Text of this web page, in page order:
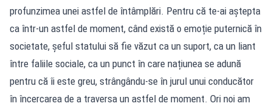
profunzimea unei astfel de întâmplări. Pentru că te-ai aștepta
ca într-un astfel de moment, când există o emoție puternică în
societate, șeful statului să fie văzut ca un suport, ca un liant
între faliile sociale, ca un punct în care națiunea se adună
pentru că îi este greu, strângându-se în jurul unui conducător
în încercarea de a traversa un astfel de moment. Ori noi am